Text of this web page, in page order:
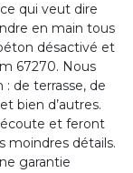
qui veut dire
en main tous
désactivé et
67270. Nous
de terrasse, de
bien d’autres.
et feront
moindres détails.
garantie